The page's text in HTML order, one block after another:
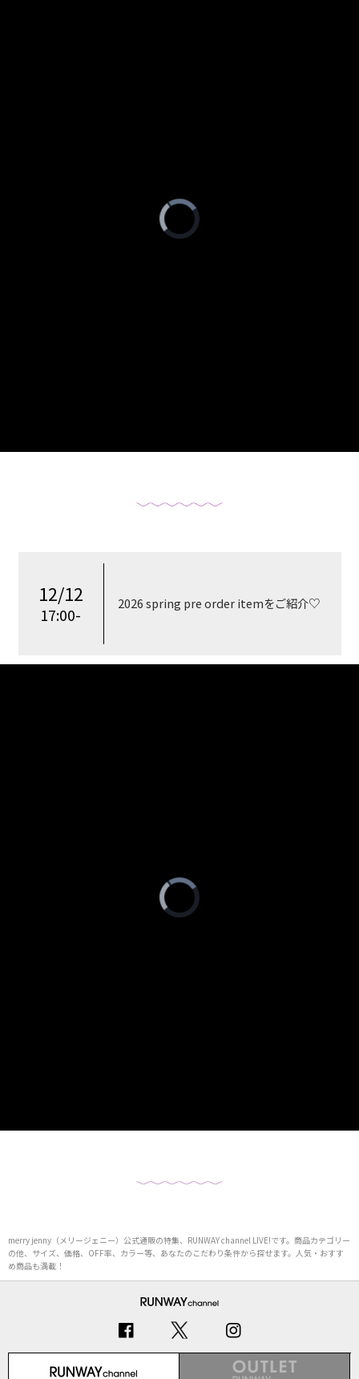
12/12
17:00-
2026 spring pre order itemをご紹介♡
merry jenny（メリージェニー）公式通販の特集、RUNWAY channel LIVE!です。商品カテゴリー
の他、サイズ、価格、OFF率、カラー等、あなたのこだわり条件から探せます。人気・おすす
め商品も満載！